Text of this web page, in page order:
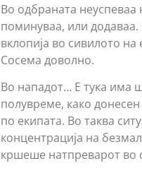
Во одбраната
поминуваа, или
вклопија во сивилото
Сосема доволно.
Во нападот… Е тука има
полувреме, кaко
по екипата. Во таква
концентрација на
кршеше натпреварот во